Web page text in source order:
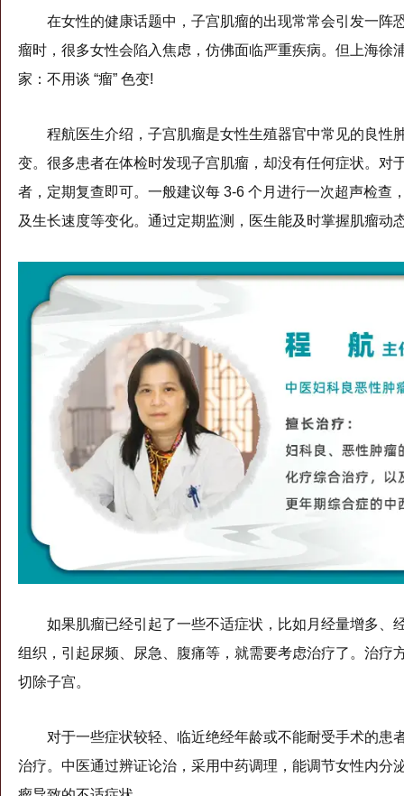
在女性的健康话题中，子宫肌瘤的出现常常会引发一阵
瘤时，很多女性会陷入焦虑，仿佛面临严重疾病。但上海徐
家：不用谈 “瘤” 色变!
程航医生介绍，子宫肌瘤是女性生殖器官中常见的良性
变。很多患者在体检时发现子宫肌瘤，却没有任何症状。对
者，定期复查即可。一般建议每 3-6 个月进行一次超声检查
及生长速度等变化。通过定期监测，医生能及时掌握肌瘤动
如果肌瘤已经引起了一些不适症状，比如月经量增多、
组织，引起尿频、尿急、腹痛等，就需要考虑治疗了。治疗
切除子宫。
对于一些症状较轻、临近绝经年龄或不能耐受手术的患
治疗。中医通过辨证论治，采用中药调理，能调节女性内分